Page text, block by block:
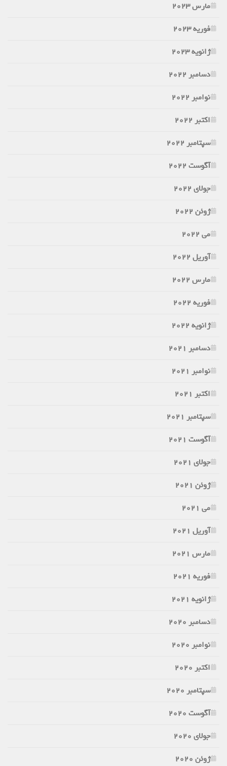
مارس 2023
فوریه 2023
ژانویه 2023
دسامبر 2022
نوامبر 2022
اکتبر 2022
سپتامبر 2022
آگوست 2022
جولای 2022
ژوئن 2022
می 2022
آوریل 2022
مارس 2022
فوریه 2022
ژانویه 2022
دسامبر 2021
نوامبر 2021
اکتبر 2021
سپتامبر 2021
آگوست 2021
جولای 2021
ژوئن 2021
می 2021
آوریل 2021
مارس 2021
فوریه 2021
ژانویه 2021
دسامبر 2020
نوامبر 2020
اکتبر 2020
سپتامبر 2020
آگوست 2020
جولای 2020
ژوئن 2020